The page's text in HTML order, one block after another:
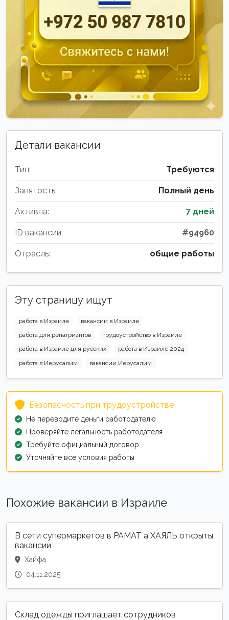
Детали вакансии
Тип: Требуются
Занятость: Полный день
Активна: 7 дней
ID вакансии: #94960
Отрасль: общие работы
Эту страницу ищут
работа в Израиле
вакансии в Израиле
работа для репатриантов
трудоустройство в Израиле
работа в Израиле для русских
работа в Израиле 2024
работа в Иерусалим
вакансии Иерусалим
Безопасность при трудоустройстве
Не переводите деньги работодателю
Проверяйте легальность работодателя
Требуйте официальный договор
Уточняйте все условия работы
Похожие вакансии в Израиле
В сети супермаркетов в РАМАТ а ХАЯЛЬ открыты
вакансии
Хайфа
04.11.2025
Склад одежды приглашает сотрудников